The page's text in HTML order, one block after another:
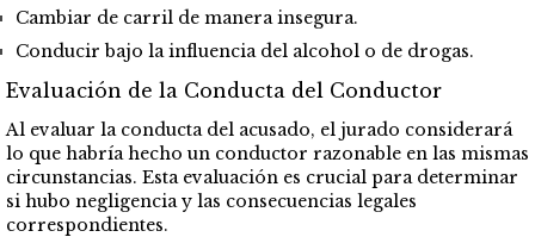
Cambiar de carril de manera insegura.
Conducir bajo la influencia del alcohol o de drogas.
Evaluación de la Conducta del Conductor
Al evaluar la conducta del acusado, el jurado considerará
lo que habría hecho un conductor razonable en las mismas
circunstancias. Esta evaluación es crucial para determinar
si hubo negligencia y las consecuencias legales
correspondientes.